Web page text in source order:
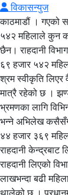
विकासन्युज
काठमाडौं । गएको
५४२ महिलाले कुन
छैन। राहदानी
६९ हजार ५४२
श्रम स्वीकृति लिएर
मात्रै रहेको छ ।
भ्रमणका लागि
भन्ने अभिलेख कसैसँग
४४ हजार ३६९
राहदानी
राहदानी लिएको
लाखभन्दा बढी